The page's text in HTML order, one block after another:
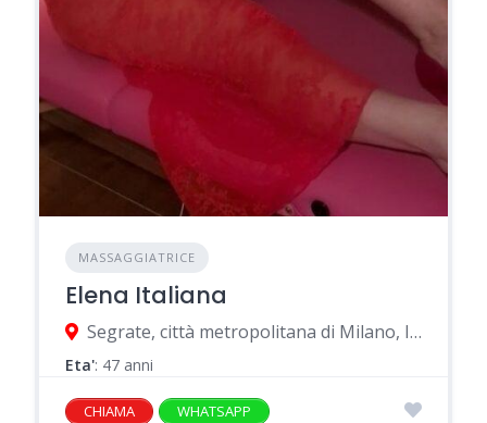
MASSAGGIATRICE
Elena Italiana
Segrate, città metropolitana di Milano, Italia
Eta': 47 anni
CHIAMA WHATSAPP